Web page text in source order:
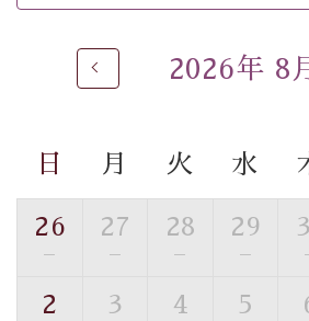
いう昔の暦による料理表現）
・朝食はこだわりの味噌汁をはじ
【温泉】
の効果が高い、極めて希有な源泉
るご入浴をお愉しみください。
温泉の成分に合わせ、防菌防カビ
す。
2026年 8
日 月 火 水
26
—
27
—
28
—
29
—
2 3 4 5